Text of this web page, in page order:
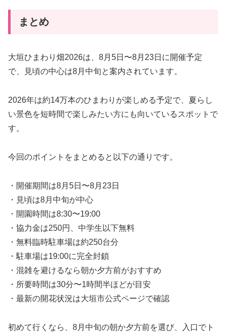
まとめ
大垣ひまわり畑2026は、8月5日〜8月23日に開催予定
で、見頃の中心は8月中旬と案内されています。
2026年は約14万本のひまわりが楽しめる予定で、夏らし
い景色を短時間で楽しみたい方にも向いているスポットで
す。
今回のポイントをまとめると以下の通りです。
・開催期間は8月5日〜8月23日
・見頃は8月中旬が中心
・開園時間は8:30〜19:00
・協力金は250円、中学生以下無料
・無料臨時駐車場は約250台分
・駐車場は19:00に完全封鎖
・混雑を避けるなら朝か夕方前がおすすめ
・所要時間は30分〜1時間半ほどが目安
・最新の開花状況は大垣市公式ページで確認
初めて行くなら、8月中旬の朝か夕方前を選び、入口でト